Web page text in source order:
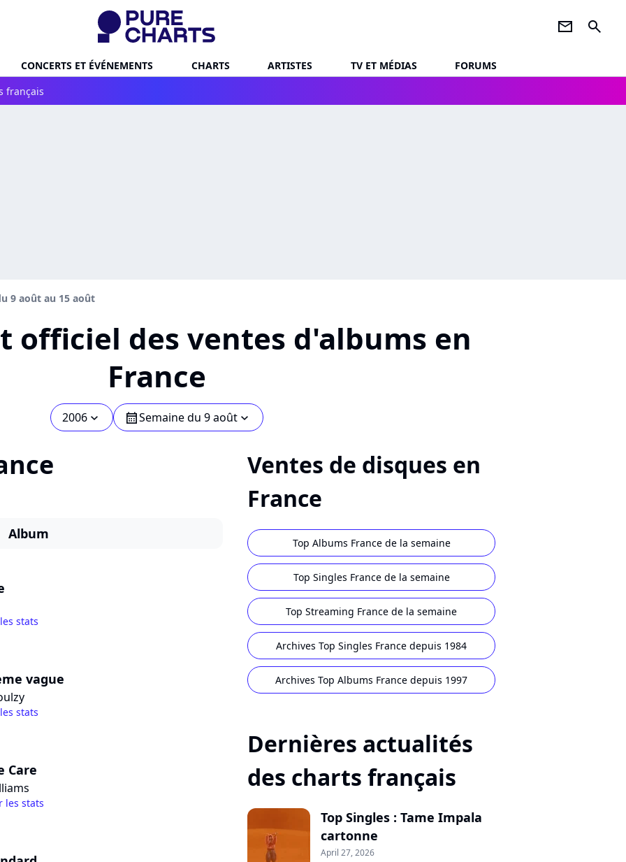
newsletter search
CONCERTS ET ÉVÉNEMENTS CHARTS ARTISTES TV ET MÉDIAS
FORUMS
français
9 août au 15 août
officiel des ventes d'albums en
France
2006chevron_bot calendarSemaine du 9 aoûtchevron_bot
Album
stats
vague
stats
Care
les stats
Ventes de disques en
France
Top Albums France de la semaine
Top Singles France de la semaine
Top Streaming France de la semaine
Archives Top Singles France depuis 1984
Archives Top Albums France depuis 1997
Dernières actualités
des charts français
Top Singles : Tame Impala
cartonne
April 27, 2026